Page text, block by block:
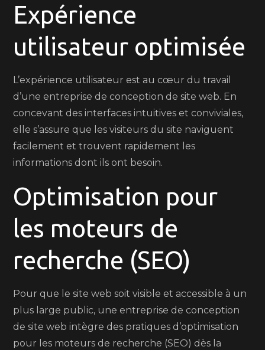
Expérience
utilisateur optimisée
L’expérience utilisateur est au cœur du travail
d’une entreprise de conception de site web. En
concevant des interfaces intuitives et conviviales,
elle s’assure que les visiteurs du site naviguent
facilement et trouvent rapidement les
informations dont ils ont besoin.
Optimisation pour
les moteurs de
recherche (SEO)
Pour que le site web soit visible et accessible à un
plus large public, une entreprise de conception
de site web intègre des pratiques d’optimisation
pour les moteurs de recherche (SEO) dès la